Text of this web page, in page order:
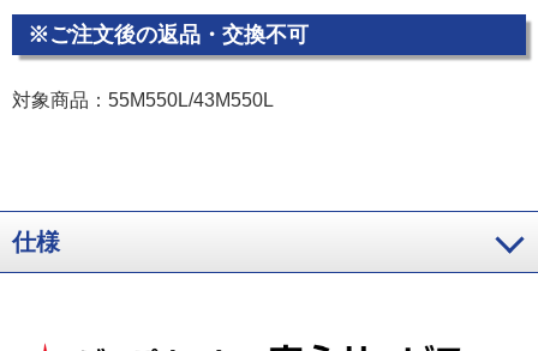
※ご注文後の返品・交換不可
対象商品：55M550L/43M550L
仕様